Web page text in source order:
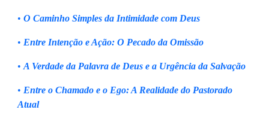
• O Caminho Simples da Intimidade com Deus
• Entre Intenção e Ação: O Pecado da Omissão
• A Verdade da Palavra de Deus e a Urgência da Salvação
• Entre o Chamado e o Ego: A Realidade do Pastorado
Atual